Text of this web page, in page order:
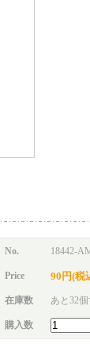
No. 18442-
Price 90円(税
在庫数 あと32
購入数